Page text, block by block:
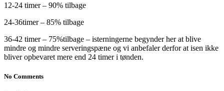
12-24 timer – 90% tilbage
24-36timer – 85% tilbage
36-42 timer – 75%tilbage – isterningerne begynder her at blive
mindre og mindre serveringspæne og vi anbefaler derfor at isen ikke
bliver opbevaret mere end 24 timer i tønden.
No Comments